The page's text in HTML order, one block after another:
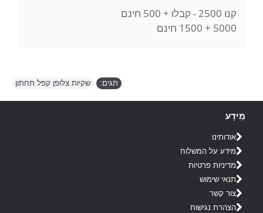
קנו 2500 - קבלו + 500 חינם
5000 + 1500 חינם
תגים: שקיות צלופן קפל תחתון
מֵידָע
אודותינו
מידע על המשלוח
מדיניות פרטיות
תנאי שימוש
צור קשר
הצהרת נגישות